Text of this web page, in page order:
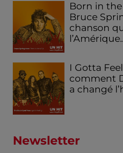
Born in the
Bruce
chanson
I Gotta
comment
a changé
Newsletter